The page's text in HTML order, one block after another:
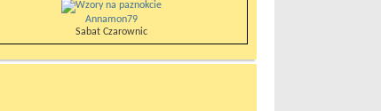
Annamon79
Sabat Czarownic